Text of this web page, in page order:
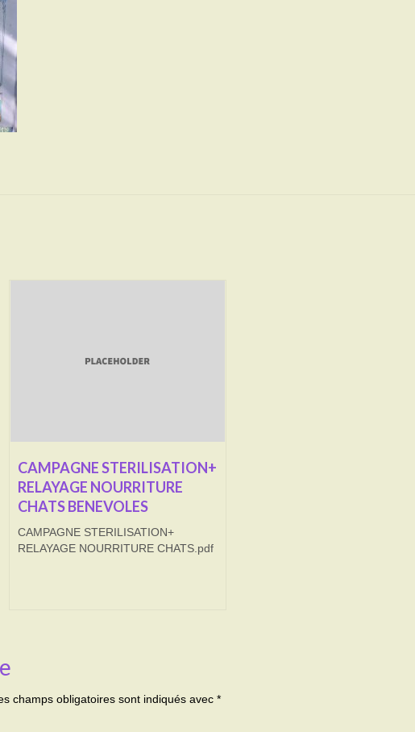
CAMPAGNE STERILISATION+
RELAYAGE NOURRITURE
CHATS BENEVOLES
CAMPAGNE STERILISATION+
RELAYAGE NOURRITURE CHATS.pdf
champs obligatoires sont indiqués avec *